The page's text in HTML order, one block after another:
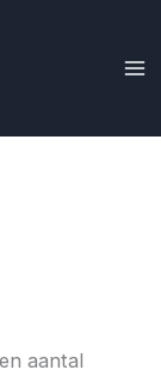
aantal